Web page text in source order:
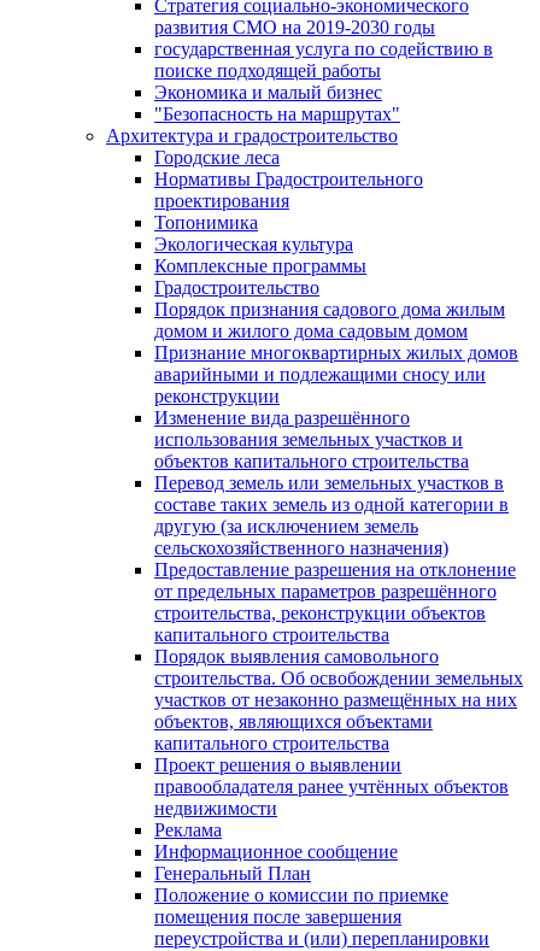
Стратегия социально-экономического
развития СМО на 2019-2030 годы
государственная услуга по содействию в
поиске подходящей работы
Экономика и малый бизнес
"Безопасность на маршрутах"
Архитектура и градостроительство
Городские леса
Нормативы Градостроительного
проектирования
Топонимика
Экологическая культура
Комплексные программы
Градостроительство
Порядок признания садового дома жилым
домом и жилого дома садовым домом
Признание многоквартирных жилых домов
аварийными и подлежащими сносу или
реконструкции
Изменение вида разрешённого
использования земельных участков и
объектов капитального строительства
Перевод земель или земельных участков в
составе таких земель из одной категории в
другую (за исключением земель
сельскохозяйственного назначения)
Предоставление разрешения на отклонение
от предельных параметров разрешённого
строительства, реконструкции объектов
капитального строительства
Порядок выявления самовольного
строительства. Об освобождении земельных
участков от незаконно размещённых на них
объектов, являющихся объектами
капитального строительства
Проект решения о выявлении
правообладателя ранее учтённых объектов
недвижимости
Реклама
Информационное сообщение
Генеральный План
Положение о комиссии по приемке
помещения после завершения
переустройства и (или) перепланировки